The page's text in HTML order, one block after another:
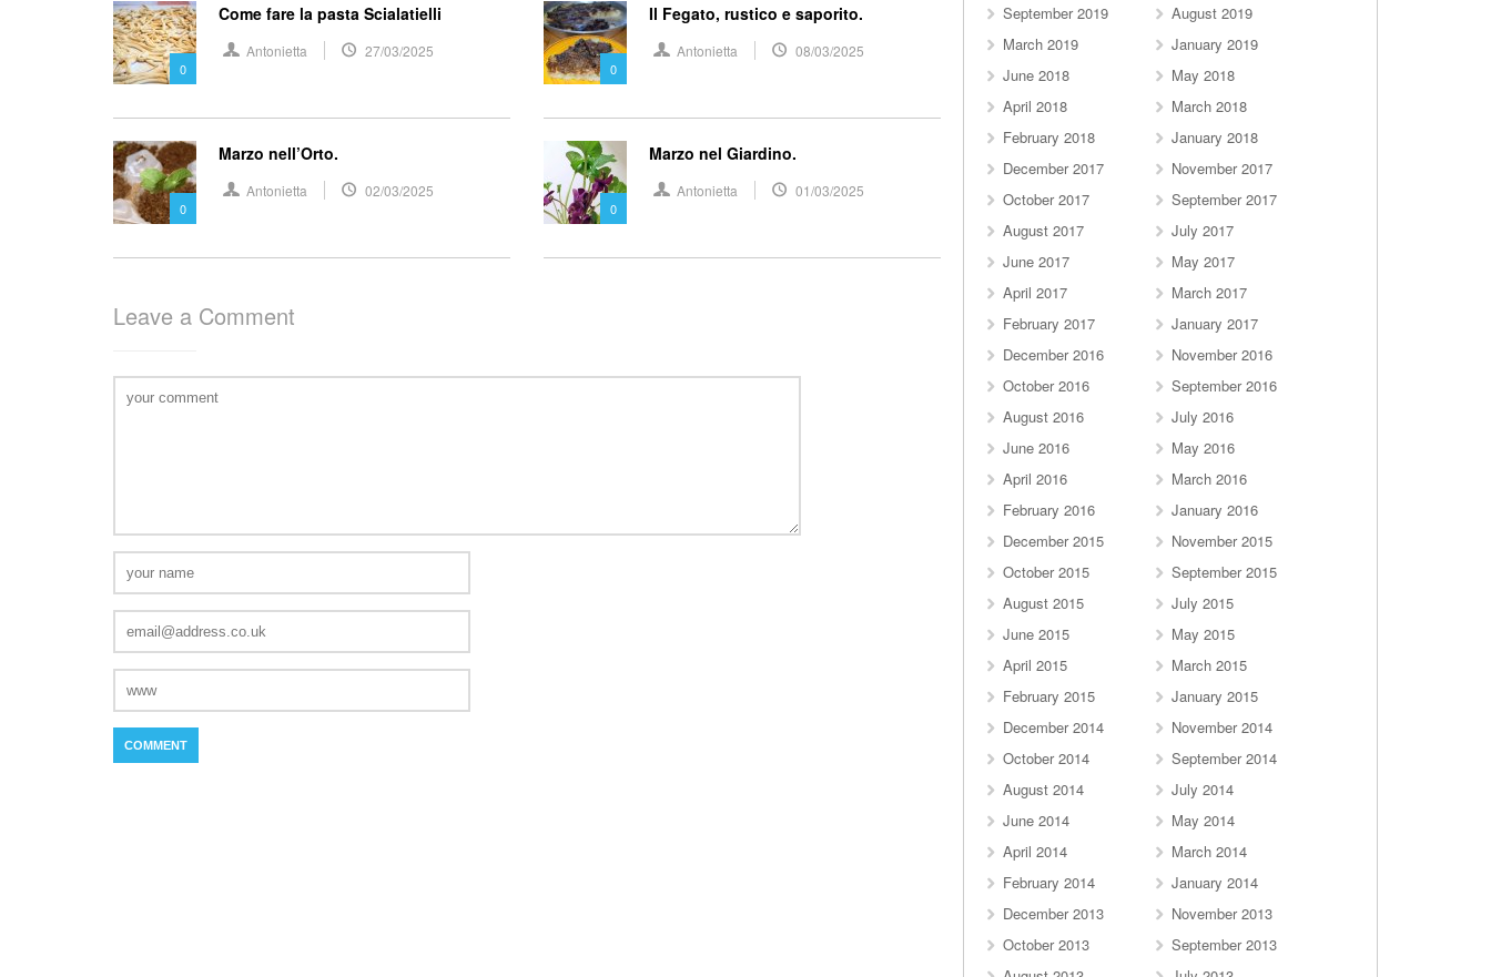
0
Come fare la pasta Scialatielli
Antonietta 27/03/2025
0
Il Fegato, rustico e saporito.
Antonietta 08/03/2025
0
Marzo nell’Orto.
Antonietta 02/03/2025
0
Marzo nel Giardino.
Antonietta 01/03/2025
Leave a Comment
September 2019
August 2019
March 2019
January 2019
June 2018
May 2018
April 2018
March 2018
February 2018
January 2018
December 2017
November 2017
October 2017
September 2017
August 2017
July 2017
June 2017
May 2017
April 2017
March 2017
February 2017
January 2017
December 2016
November 2016
October 2016
September 2016
August 2016
July 2016
June 2016
May 2016
April 2016
March 2016
February 2016
January 2016
December 2015
November 2015
October 2015
September 2015
August 2015
July 2015
June 2015
May 2015
April 2015
March 2015
February 2015
January 2015
December 2014
November 2014
October 2014
September 2014
August 2014
July 2014
June 2014
May 2014
April 2014
March 2014
February 2014
January 2014
December 2013
November 2013
October 2013
September 2013